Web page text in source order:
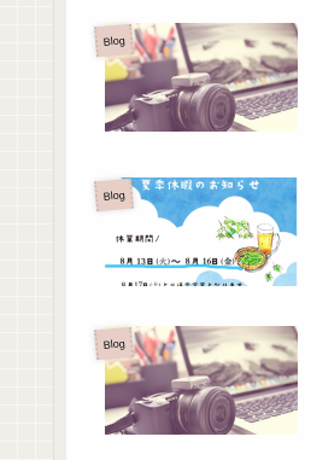
Blog
Blog
Blog